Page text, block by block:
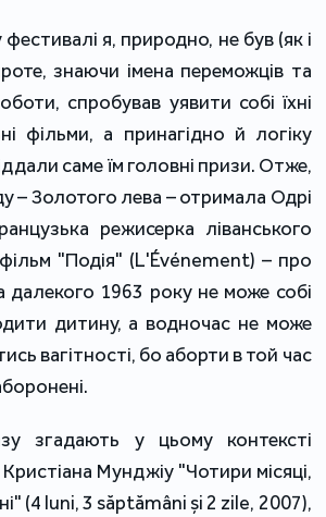
я, природно, не був (як і
знаючи імена переможців та
спробував уявити собі їхні
фільми, а принагідно й логіку
саме їм головні призи. Отже,
– Золотого лева – отримала Одрі
режисерка ліванського
"Подія" (L'Événement) – про
далекого 1963 року не може собі
дитину, а водночас не може
вагітності, бо аборти в той час
згадають у цьому контексті
Мунджіу "Чотири місяці,
(4 luni, 3 săptămâni și 2 zile, 2007),